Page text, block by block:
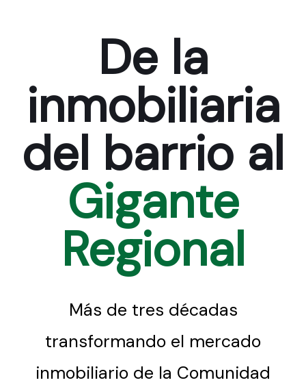
De la
inmobiliaria
del barrio al
Gigante
Regional
Más de tres décadas
transformando el mercado
inmobiliario de la Comunidad